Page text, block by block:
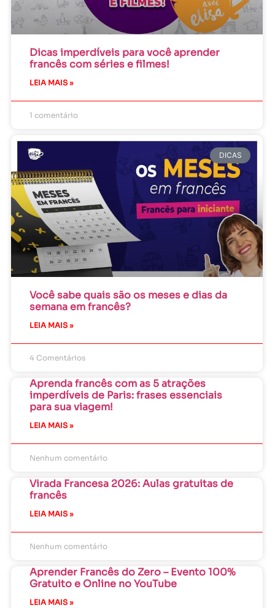
Dicas imperdíveis para você aprender
francês com séries e filmes!
LEIA MAIS »
1 comentário
DICAS
Você sabe quais são os meses e dias da
semana em francês?
LEIA MAIS »
4 Comentários
Aprenda francês com as 5 atrações
imperdíveis de Paris: frases essenciais
para sua viagem!
LEIA MAIS »
Nenhum comentário
Virada Francesa 2026: Aulas gratuitas de
francês
LEIA MAIS »
Nenhum comentário
Aprender Francês do Zero – Evento 100%
Gratuito e Online no YouTube
LEIA MAIS »